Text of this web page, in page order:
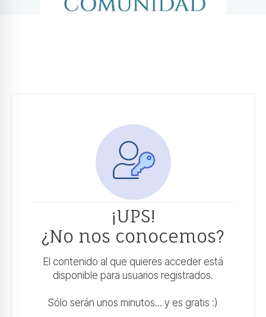
¡UPS!
¿No nos conocemos?
El contenido al que quieres acceder está
disponible para usuarios registrados.
Sólo serán unos minutos... y es gratis :)